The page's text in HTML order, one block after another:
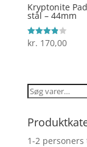
Kryptonite
stål – 44mm
Vurderet
3.9
kr. 170,00
Søg
1-2 personers